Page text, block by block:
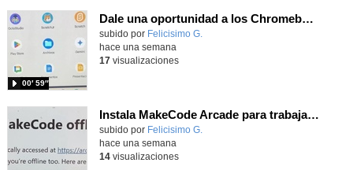
Dale una oportunidad a los Chromebooks y utiliza un proyector para realizar talleres si no tienes pantallas táctiles
Contenido educativo.
subido por Felicisimo G.
00′ 59″
hace una semana
17visualizaciones
Instala MakeCode Arcade para trabajar offline en tu tablet, ordenador, Chromebook
Contenido educativo.
subido por Felicisimo G.
hace una semana
14visualizaciones